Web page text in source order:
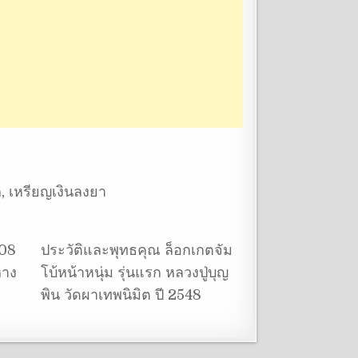
, เหรียญเงินลงยา
ง
ประวัติและพุทธคุณ ล็อกเกตจัม
โบ้หน้าหนุ่ม รุ่นแรก หลวงปู่บุญ
พิน วัดผาเทพนิมิต ปี 2548